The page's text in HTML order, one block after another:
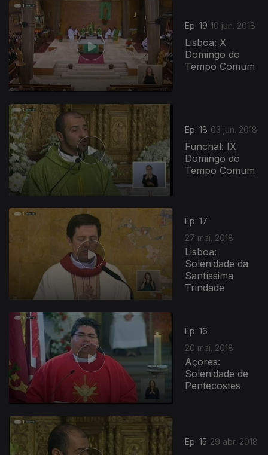
Ep. 19 10 jun. 2018
Lisboa: X
Domingo do
Tempo Comum
Ep. 18 03 jun. 2018
Funchal: IX
Domingo do
Tempo Comum
Ep. 17
27 mai. 2018
Lisboa:
Solenidade da
Santíssima
Trindade
Ep. 16
20 mai. 2018
Açores:
Solenidade de
Pentecostes
Ep. 15 29 abr. 2018